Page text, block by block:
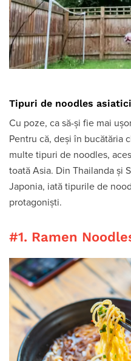
Tipuri de noodles
Cu poze, ca să-și fie mai
Pentru că, deși în bucătăria
multe tipuri de noodles,
toată Asia. Din Thailanda și
Japonia, iată tipurile de
protagoniști.
#1. Ramen